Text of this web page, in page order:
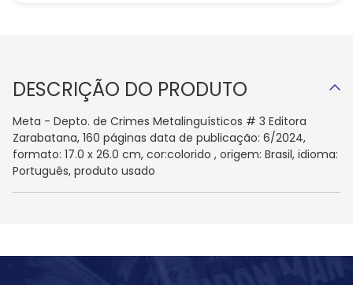
DESCRIÇÃO DO PRODUTO
Meta - Depto. de Crimes Metalinguísticos # 3 Editora
Zarabatana, 160 páginas data de publicação: 6/2024,
formato: 17.0 x 26.0 cm, cor:colorido , origem: Brasil, idioma:
Português, produto usado